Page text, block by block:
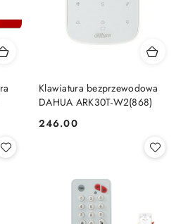
Klawiatura bezprzewodowa
DAHUA ARK30T-W2(868)
Cena:
246.00